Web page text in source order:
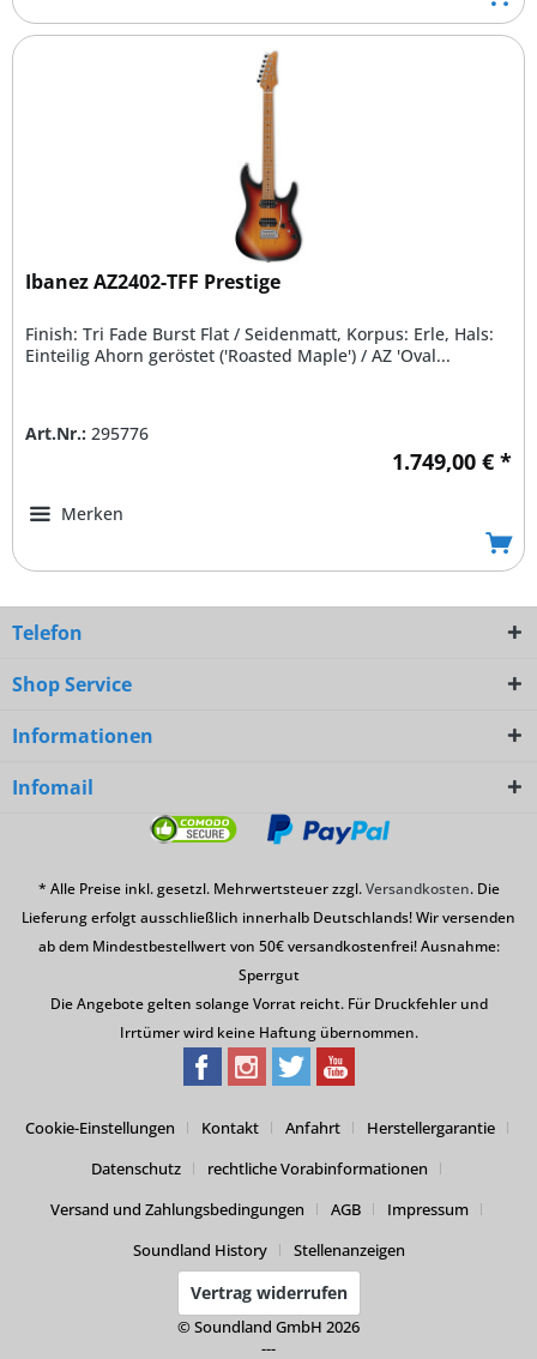
Ibanez AZ2402-TFF Prestige
Finish: Tri Fade Burst Flat / Seidenmatt, Korpus: Erle, Hals:
Einteilig Ahorn geröstet ('Roasted Maple') / AZ 'Oval...
Art.Nr.: 295776
1.749,00 € *
Merken
Telefon
Shop Service
Informationen
Infomail
* Alle Preise inkl. gesetzl. Mehrwertsteuer zzgl.Versandkosten. Die
Lieferung erfolgt ausschließlich innerhalb Deutschlands! Wir versenden
ab dem Mindestbestellwert von 50€ versandkostenfrei! Ausnahme:
Sperrgut
Die Angebote gelten solange Vorrat reicht. Für Druckfehler und
Irrtümer wird keine Haftung übernommen.
Cookie-Einstellungen Kontakt Anfahrt
Herstellergarantie
Datenschutz
rechtliche Vorabinformationen
Versand und Zahlungsbedingungen
AGB
Impressum
Soundland History
Stellenanzeigen
Vertrag widerrufen
© Soundland GmbH 2026
---